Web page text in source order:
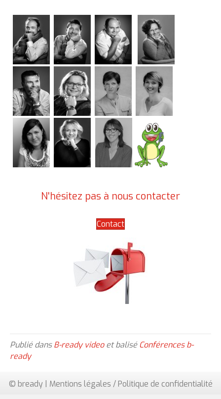
N'hésitez pas à nous contacter
Contact
Publié dansB-ready videoet balisé Conférences b-
ready
© bready | Mentions légales / Politique de confidentialité